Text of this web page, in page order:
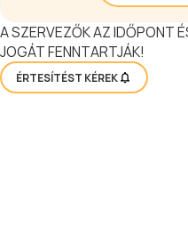
A SZERVEZŐK AZ IDŐPONT
JOGÁT FENNTARTJÁK!
ÉRTESÍTÉST KÉREK